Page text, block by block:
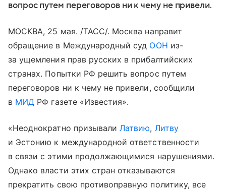
вопрос путем переговоров ни к чему не привели.
МОСКВА, 25 мая. /ТАСС/. Москва направит
обращение в Международный суд ООН из-
за ущемления прав русских в прибалтийских
странах. Попытки РФ решить вопрос путем
переговоров ни к чему не привели, сообщили
в МИД РФ газете «Известия».
«Неоднократно призывалиЛатвию, Литву
и Эстонию к международной ответственности
в связи с этими продолжающимися нарушениями.
Однако власти этих стран отказываются
прекратить свою противоправную политику, все